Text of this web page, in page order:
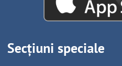
Secțiuni speciale